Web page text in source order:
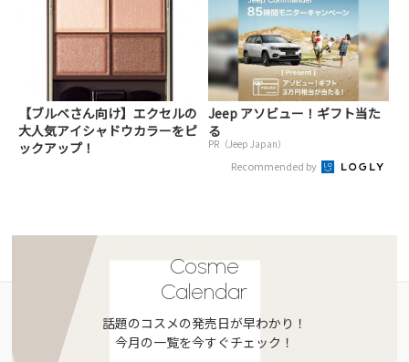
【ブルベさん向け】エクセルの
大人気アイシャドウカラーをピ
ックアップ！
Jeep アソビュー！ギフト当た
る
PR（Jeep Japan）
Recommended by
Cosme
Calendar
話題のコスメの発売日が早わかり！
今月の一覧を今すぐチェック！